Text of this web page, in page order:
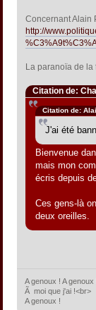
Concernant Alain
http://
La paranoïa de
Citation de:
Citation de:
J'ai été
Bienvenue
mais mon
écris depuis
Ces gens-là
deux oreilles.
A genoux ! A
Ã moi que j'ai !<br>
A genoux !